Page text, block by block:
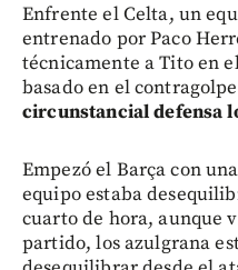
Enfrente el Celta, un
entrenado por Paco
técnicamente a Tito en
basado en el
circunstancial defensa
Empezó el Barça con
equipo estaba
cuarto de hora, aunque
partido, los azulgrana